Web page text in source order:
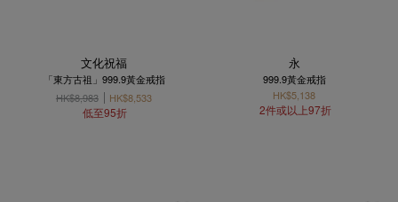
文化祝福
「東方古祖」999.9黃金戒指
HK$8,983
HK$8,533
低至95折
永
999.9黃金戒指
HK$5,138
2件或以上97折